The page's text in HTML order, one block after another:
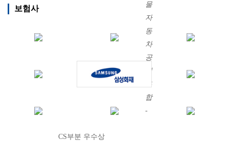
물
자
동
차
공
제
조
합
-
CS부분 우수상
보험사